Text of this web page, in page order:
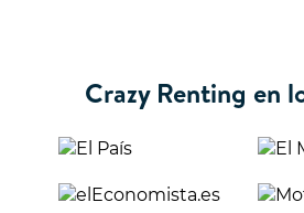
Crazy Renting en